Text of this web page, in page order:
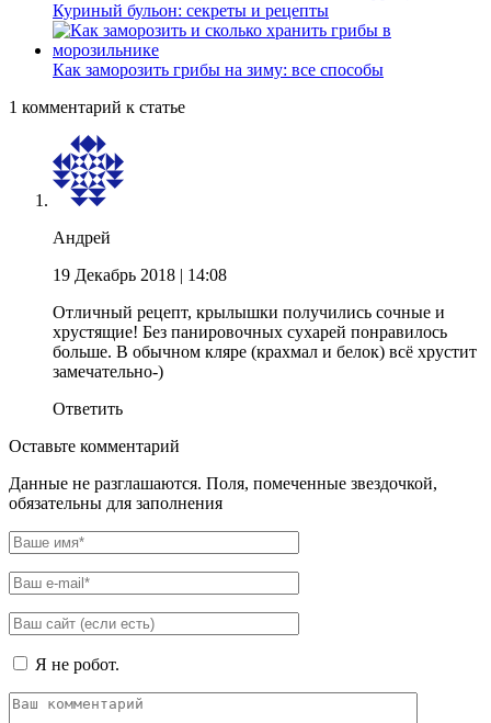
Куриный бульон: секреты и рецепты
Как заморозить грибы на зиму: все способы
1 комментарий к статье
Андрей
19 Декабрь 2018 | 14:08
Отличный рецепт, крылышки получились сочные и
хрустящие! Без панировочных сухарей понравилось
больше. В обычном кляре (крахмал и белок) всё хрустит
замечательно-)
Ответить
Оставьте комментарий
Данные не разглашаются. Поля, помеченные звездочкой,
обязательны для заполнения
Я не робот.